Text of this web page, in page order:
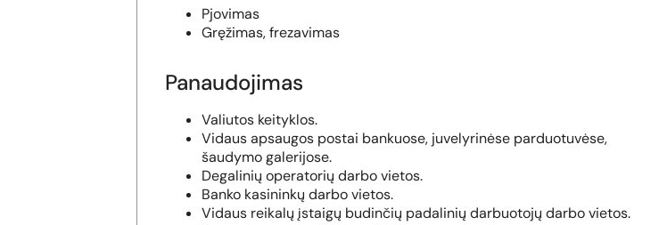
Pjovimas
Gręžimas, frezavimas
Panaudojimas
Valiutos keityklos.
Vidaus apsaugos postai bankuose, juvelyrinėse parduotuvėse,
šaudymo galerijose.
Degalinių operatorių darbo vietos.
Banko kasininkų darbo vietos.
Vidaus reikalų įstaigų budinčių padalinių darbuotojų darbo vietos.